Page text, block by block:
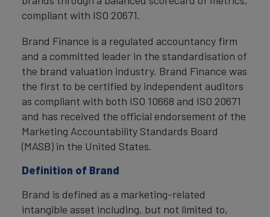
compliant with ISO 20671.
Brand Finance is a regulated accountancy firm
and a committed leader in the standardisation of
the brand valuation industry. Brand Finance was
the first to be certified by independent auditors
as compliant with both ISO 10668 and ISO 20671
and has received the official endorsement of the
Marketing Accountability Standards Board
(MASB) in the United States.
Definition of Brand
Brand is defined as a marketing-related
intangible asset including, but not limited to,